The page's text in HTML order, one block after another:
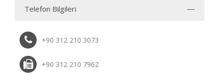
Telefon Bilgileri
+90 312 210 3073
+90 312 210 7962